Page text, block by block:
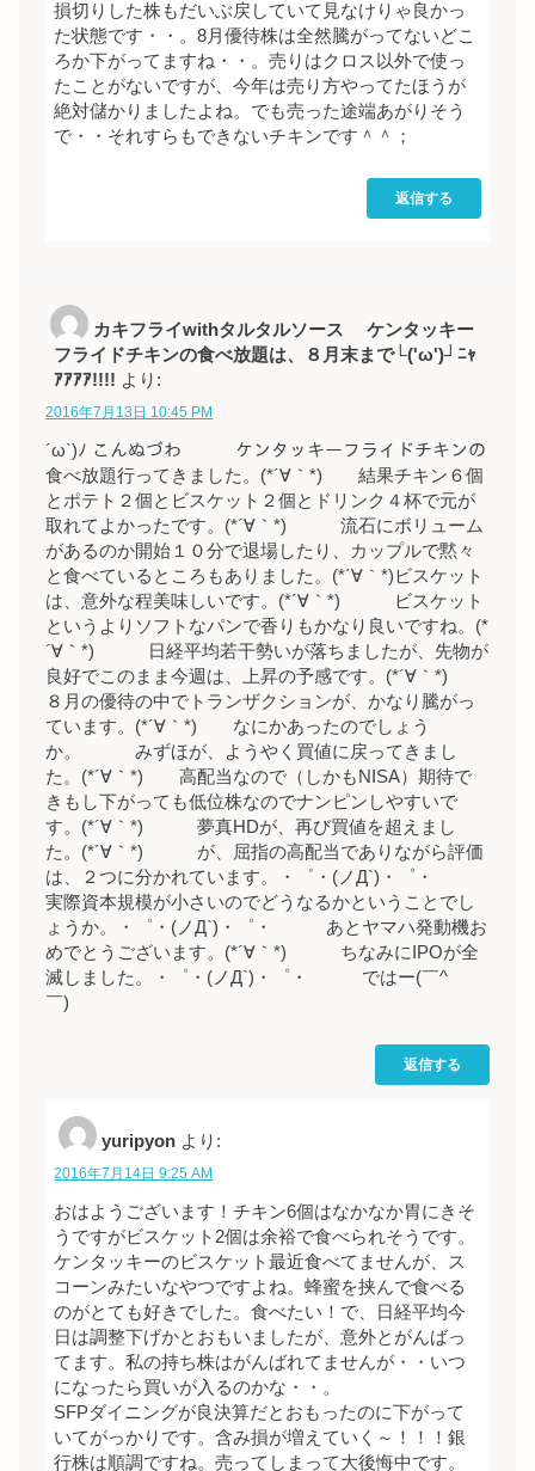
損切りした株もだいぶ戻していて見なけりゃ良かっ
た状態です・・。8月優待株は全然騰がってないどこ
ろか下がってますね・・。売りはクロス以外で使っ
たことがないですが、今年は売り方やってたほうが
絶対儲かりましたよね。でも売った途端あがりそう
で・・それすらもできないチキンです＾＾；
返信する
カキフライwithタルタルソース ケンタッキー
フライドチキンの食べ放題は、８月末まで└('ω')┘ﾆｬ
ｱｱｱｱ!!!! より:
2016年7月13日 10:45 PM
´ω`)ﾉ こんぬづわ ケンタッキーフライドチキンの
食べ放題行ってきました。(*´∀｀*) 結果チキン６個
とポテト２個とビスケット２個とドリンク４杯で元が
取れてよかったです。(*´∀｀*) 流石にボリューム
があるのか開始１０分で退場したり、カップルで黙々
と食べているところもありました。(*´∀｀*)ビスケット
は、意外な程美味しいです。(*´∀｀*) ビスケット
というよりソフトなパンで香りもかなり良いですね。(*
´∀｀*) 日経平均若干勢いが落ちましたが、先物が
良好でこのまま今週は、上昇の予感です。(*´∀｀*)
８月の優待の中でトランザクションが、かなり騰がっ
ています。(*´∀｀*) なにかあったのでしょう
か。 みずほが、ようやく買値に戻ってきまし
た。(*´∀｀*) 高配当なので（しかもNISA）期待で
きもし下がっても低位株なのでナンピンしやすいで
す。(*´∀｀*) 夢真HDが、再び買値を超えまし
た。(*´∀｀*) が、屈指の高配当でありながら評価
は、２つに分かれています。・゜・(ノД`)・゜・
実際資本規模が小さいのでどうなるかということでし
ょうか。・゜・(ノД`)・゜・ あとヤマハ発動機お
めでとうございます。(*´∀｀*) ちなみにIPOが全
滅しました。・゜・(ノД`)・゜・ ではー(￣^
￣)ゞ
返信する
yuripyon より:
2016年7月14日 9:25 AM
おはようございます！チキン6個はなかなか胃にきそ
うですがビスケット2個は余裕で食べられそうです。
ケンタッキーのビスケット最近食べてませんが、ス
コーンみたいなやつですよね。蜂蜜を挟んで食べる
のがとても好きでした。食べたい！で、日経平均今
日は調整下げかとおもいましたが、意外とがんばっ
てます。私の持ち株はがんばれてませんが・・いつ
になったら買いが入るのかな・・。
SFPダイニングが良決算だとおもったのに下がって
いてがっかりです。含み損が増えていく～！！！銀
行株は順調ですね。売ってしまって大後悔中です。